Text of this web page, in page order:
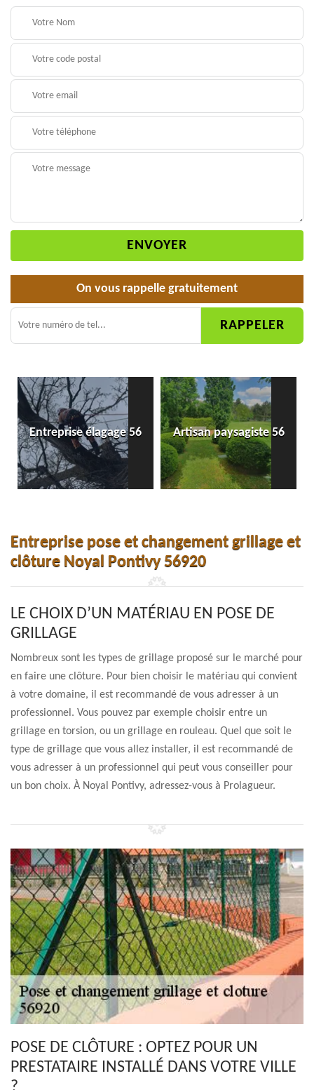
On vous rappelle gratuitement
Entreprise élagage 56 Artisan paysagiste 56
Entreprise pose et changement grillage et
clôture Noyal Pontivy 56920
LE CHOIX D’UN MATÉRIAU EN POSE DE
GRILLAGE
Nombreux sont les types de grillage proposé sur le marché pour
en faire une clôture. Pour bien choisir le matériau qui convient
à votre domaine, il est recommandé de vous adresser à un
professionnel. Vous pouvez par exemple choisir entre un
grillage en torsion, ou un grillage en rouleau. Quel que soit le
type de grillage que vous allez installer, il est recommandé de
vous adresser à un professionnel qui peut vous conseiller pour
un bon choix. À Noyal Pontivy, adressez-vous à Prolagueur.
POSE DE CLÔTURE : OPTEZ POUR UN
PRESTATAIRE INSTALLÉ DANS VOTRE VILLE